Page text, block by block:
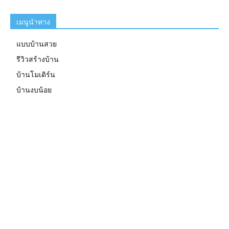
เมนูนำทาง
แบบบ้านสวย
รีวิวสร้างบ้าน
บ้านโมเดิร์น
บ้านงบน้อย